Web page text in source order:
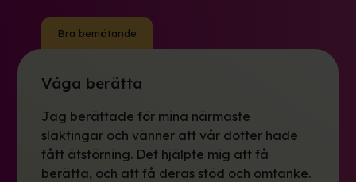
Bra bemötande
Våga berätta
Jag berättade för mina närmaste
släktingar och vänner att vår dotter hade
fått ätstörning. Det hjälpte mig att få
berätta, och att få deras stöd och omtanke.